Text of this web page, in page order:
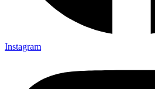
Instagram